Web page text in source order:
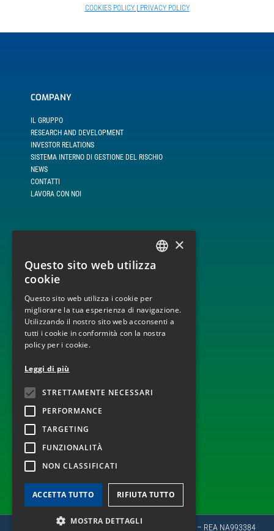
COOKIES POLICY| PRIVACY POLICY
COMPANY
IL GRUPPO
RESEARCH AND DEVELOPMENT
INVESTOR RELATIONS
SISTEMA INTERNO DI GESTIONE DEL RISCHIO
NEWS
CONTATTI
LAVORA CON NOI
BUILD, OPERATE AND TRANSFER
ENGINEERING, PROCUREMENT AND CONSTRUCTION
MONITORAGGIO E DISPACCIAMENTO IMPIANTI
OPERATION AND MAINTENANCE
EOLICO
FOTOVOLTAICO
SEGUICI ANCHE SU
Copyright 2022 © PLC Spa | P.Iva e CF 05346630964 – REA NA993384
×
Questo sito web utilizza
cookie
Questo sito web utilizza i cookie per
migliorare la tua esperienza di navigazione.
Utilizzando il nostro sito web acconsenti a
tutti i cookie in conformità con la nostra
policy per i cookie.
Leggi di più
STRETTAMENTE NECESSARI
PERFORMANCE
TARGETING
FUNZIONALITÀ
NON CLASSIFICATI
ACCETTA TUTTO RIFIUTA TUTTO
MOSTRA DETTAGLI